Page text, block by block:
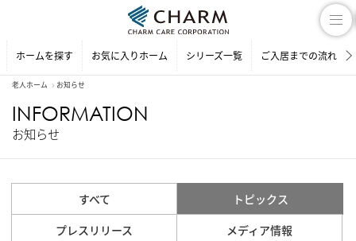
ホームを探す お気に入りホーム シリーズ一覧 ご入居までの流れ
老人ホーム お知らせ
INFORMATION
お知らせ
すべて
トピックス
プレスリリース
メディア情報